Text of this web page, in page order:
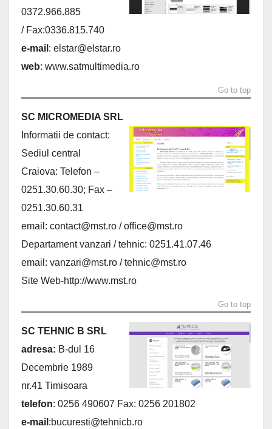
0372.966.885
/ Fax:0336.815.740
e-mail : elstar@elstar.ro
web: www.satmultimedia.ro
Go to top
SC MICROMEDIA SRL
Informatii de contact:
Sediul central
Craiova: Telefon –
0251.30.60.30; Fax –
0251.30.60.31
email: contact@mst.ro /office@mst.ro
Departament vanzari / tehnic: 0251.41.07.46
email: vanzari@mst.ro /tehnic@mst.ro
Site Web-http://www.mst.ro
Go to top
SC TEHNIC B SRL
adresa: B-dul 16
Decembrie 1989
nr.41 Timisoara
telefon: 0256 490607 Fax: 0256 201802
e-mail :bucuresti@tehnicb.ro